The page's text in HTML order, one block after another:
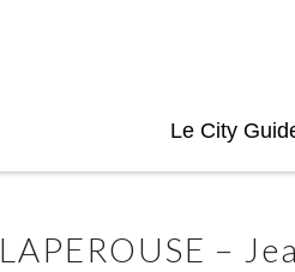
Le City
LAPEROUSE –